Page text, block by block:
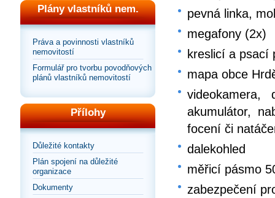
Plány vlastníků nem.
Práva a povinnosti vlastníků
nemovitostí
Formulář pro tvorbu povodňových
plánů vlastníků nemovitostí
Přílohy
Důležité kontakty
Plán spojení na důležité
organizace
Dokumenty
pevná linka,
megafony (2x)
kreslicí a psací
mapa obce
akumulátor,
focení či
dalekohled
měřicí pásmo
zabezpečení